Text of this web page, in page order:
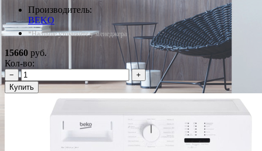
Производитель:
BEKO
*Наличие уточняйте у менеджера
15660 руб.
Кол-во:
−
+
Купить